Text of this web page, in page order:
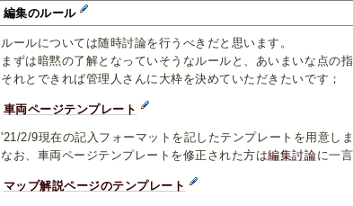
編集のルール
ルールについては随時討論を行うべきだと思います。
まずは暗黙の了解となっていそうなルールと、あいまいな点の指
それとできれば管理人さんに大枠を決めていただきたいです；
車両ページテンプレート
'21/2/9現在の記入フォーマットを記したテンプレートを用意し
なお、車両ページテンプレートを修正された方は編集討論に一
マップ解説ページのテンプレート